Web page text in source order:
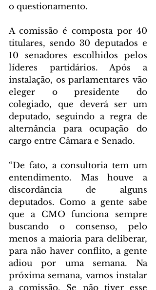
o questionamento.
A comissão é composta por 40
titulares, sendo 30 deputados e
10 senadores escolhidos pelos
líderes partidários. Após a
instalação, os parlamentares vão
eleger o presidente do
colegiado, que deverá ser um
deputado, seguindo a regra de
alternância para ocupação do
cargo entre Câmara e Senado.
“De fato, a consultoria tem um
entendimento. Mas houve a
discordância de alguns
deputados. Como a gente sabe
que a CMO funciona sempre
buscando o consenso, pelo
menos a maioria para deliberar,
para não haver conflito, a gente
adiou por uma semana. Na
próxima semana, vamos instalar
a comissão. Se não tiver esse